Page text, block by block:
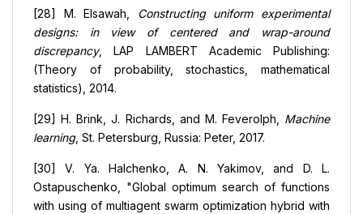
[28] M. Elsawah, Constructing uniform experimental
designs: in view of centered and wrap-around
discrepancy, LAP LAMBERT Academic Publishing:
(Theory of probability, stochastics, mathematical
statistics), 2014.
[29] H. Brink, J. Richards, and M. Feverolph, Machine
learning, St. Petersburg, Russia: Peter, 2017.
[30] V. Ya. Halchenko, A. N. Yakimov, and D. L.
Ostapuschenko, "Global optimum search of functions
with using of multiagent swarm optimization hybrid with